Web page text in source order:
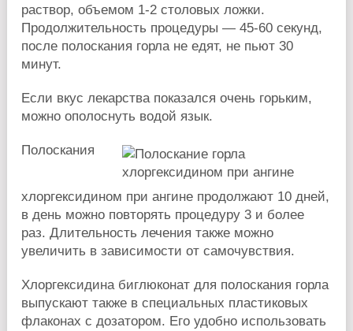
раствор, объемом 1-2 столовых ложки.
Продолжительность процедуры — 45-60 секунд,
после полоскания горла не едят, не пьют 30
минут.
Если вкус лекарства показался очень горьким,
можно ополоснуть водой язык.
Полоскания
хлоргексидином при ангине продолжают 10 дней,
в день можно повторять процедуру 3 и более
раз. Длительность лечения также можно
увеличить в зависимости от самочувствия.
Хлоргексидина биглюконат для полоскания горла
выпускают также в специальных пластиковых
флаконах с дозатором. Его удобно использовать